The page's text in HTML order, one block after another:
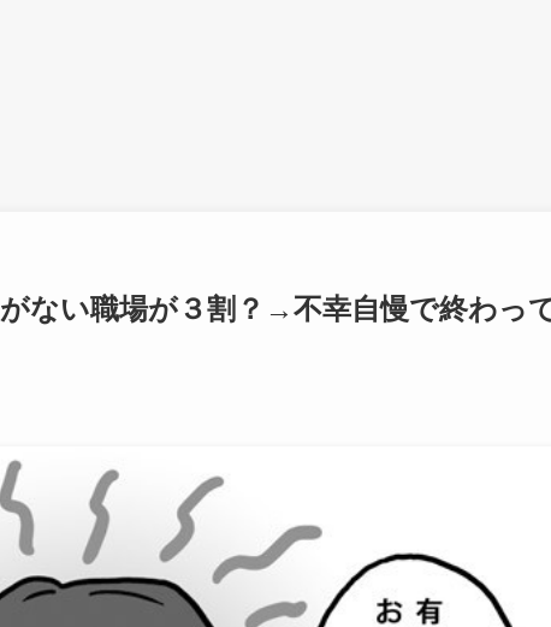
ない職場が３割？→不幸自慢で終わっ